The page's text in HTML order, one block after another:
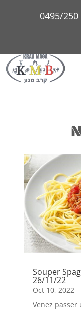
0495/
Souper
26/11/22
Oct 10, 2022
Venez